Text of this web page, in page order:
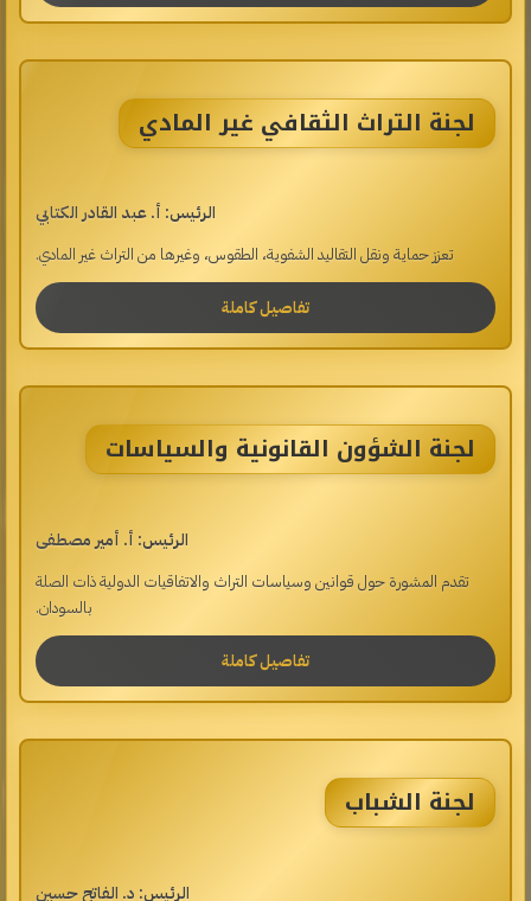
لجنة التراث الثقافي غير المادي
الرئيس: أ. عبد القادر الكتابي
تعزز حماية ونقل التقاليد الشفوية، الطقوس، وغيرها من التراث غير المادي.
تفاصيل كاملة
لجنة الشؤون القانونية والسياسات
الرئيس: أ. أمير مصطفى
تقدم المشورة حول قوانين وسياسات التراث والاتفاقيات الدولية ذات الصلة
بالسودان.
تفاصيل كاملة
لجنة الشباب
الرئيس: د. الفاتح حسين